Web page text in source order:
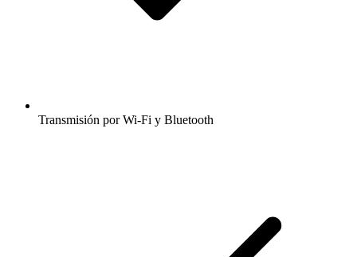
Transmisión por Wi-Fi y Bluetooth